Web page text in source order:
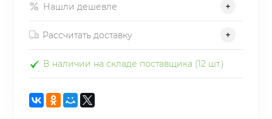
Нашли дешевле
Рассчитать доставку
В наличии на складе поставщика (12 шт.)